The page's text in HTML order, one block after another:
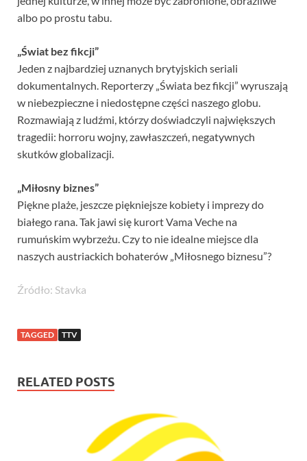
albo po prostu tabu.
„Świat bez fikcji”
Jeden z najbardziej uznanych brytyjskich seriali
dokumentalnych. Reporterzy „Świata bez fikcji” wyruszają
w niebezpieczne i niedostępne części naszego globu.
Rozmawiają z ludźmi, którzy doświadczyli największych
tragedii: horroru wojny, zawłaszczeń, negatywnych
skutków globalizacji.
„Miłosny biznes”
Piękne plaże, jeszcze piękniejsze kobiety i imprezy do
białego rana. Tak jawi się kurort Vama Veche na
rumuńskim wybrzeżu. Czy to nie idealne miejsce dla
naszych austriackich bohaterów „Miłosnego biznesu”?
Źródło: Stavka
TAGGED TTV
RELATED POSTS